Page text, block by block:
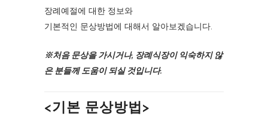
장례예절에 대한 정보와
기본적인 문상방법에 대해서 알아보겠습니다.
※처음 문상을 가시거나, 장례식장이 익숙하지 않
은 분들께 도움이 되실 것입니다.
<기본 문상방법>